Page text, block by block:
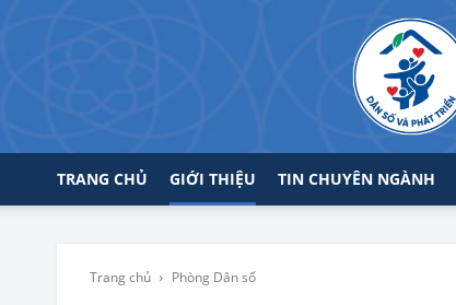
TRANG CHỦ GIỚI THIỆU TIN CHUYÊN NGÀNH
Trang chủ Phòng Dân số